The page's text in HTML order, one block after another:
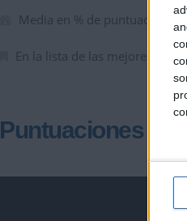
Media en % de puntuación
En la lista de las mejores
Puntuaciones